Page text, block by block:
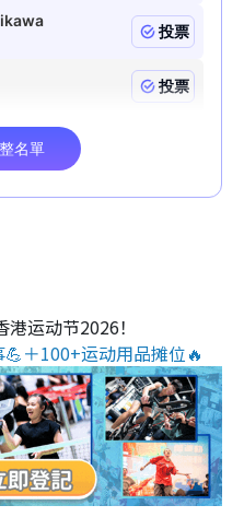
港运动节2026！
＋100+运动用品摊位🔥